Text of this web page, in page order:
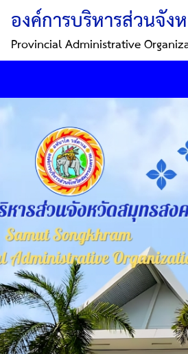
องค์การบริหารส่วนจัง
Provincial Administrative